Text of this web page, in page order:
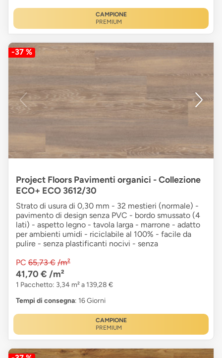
CAMPIONE
PREMIUM
-37 %
Project Floors Pavimenti organici - Collezione
ECO+ ECO 3612/30
Strato di usura di 0,30 mm - 32 mestieri (normale) -
pavimento di design senza PVC - bordo smussato (4
lati) - aspetto legno - tavola larga - marrone - adatto
per ambienti umidi - riciclabile al 100% - facile da
pulire - senza plastificanti nocivi - senza
PC 65,73 € /m²
41,70 € /m²
1 Pacchetto: 3,34 m² a 139,28 €
Tempi di consegna: 16 Giorni
CAMPIONE
PREMIUM